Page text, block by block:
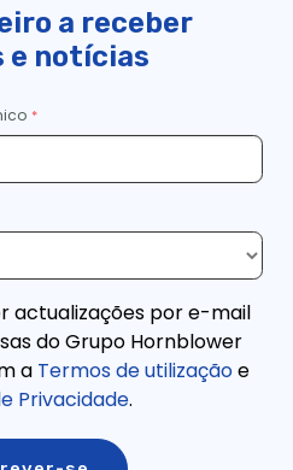
a receber
notícias
actualizações por e-mail
do Grupo Hornblower
a Termos de utilizaçãoe
Privacidade.